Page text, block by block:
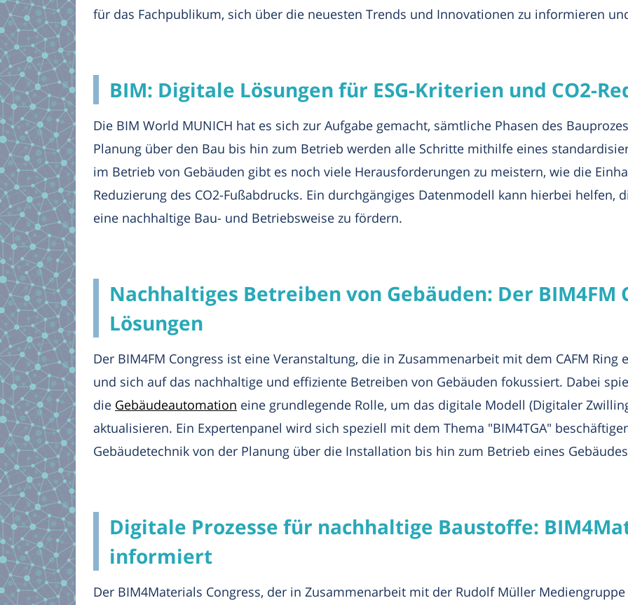
für das Fachpublikum, sich über die neuesten Trends und Innovationen zu informieren
BIM: Digitale Lösungen für ESG-Kriterien und CO2-
Die BIM World MUNICH hat es sich zur Aufgabe gemacht, sämtliche Phasen des
Planung über den Bau bis hin zum Betrieb werden alle Schritte mithilfe eines
im Betrieb von Gebäuden gibt es noch viele Herausforderungen zu meistern, wie die
Reduzierung des CO2-Fußabdrucks. Ein durchgängiges Datenmodell kann hierbei helfen,
eine nachhaltige Bau- und Betriebsweise zu fördern.
Nachhaltiges Betreiben von Gebäuden: Der BIM4FM
Lösungen
Der BIM4FM Congress ist eine Veranstaltung, die in Zusammenarbeit mit dem CAFM
und sich auf das nachhaltige und effiziente Betreiben von Gebäuden fokussiert. Dabei
die Gebäudeautomation eine grundlegende Rolle, um das digitale Modell (Digitaler
aktualisieren. Ein Expertenpanel wird sich speziell mit dem Thema "BIM4TGA"
Gebäudetechnik von der Planung über die Installation bis hin zum Betrieb eines
Digitale Prozesse für nachhaltige Baustoffe:
informiert
Der BIM4Materials Congress, der in Zusammenarbeit mit der Rudolf Müller